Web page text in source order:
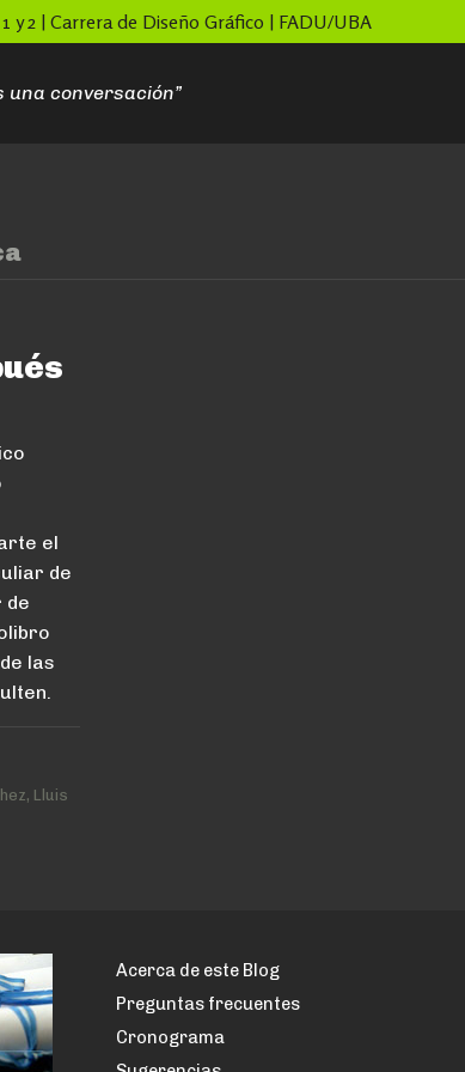
y 2 | Carrera de Diseño Gráfico | FADU/UBA
una conversación”
el
de
de
las
Lluis
Acerca de este Blog
Preguntas frecuentes
Cronograma